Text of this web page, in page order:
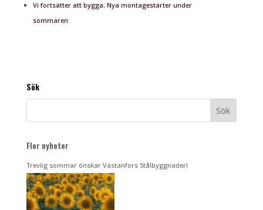
Vi fortsätter att bygga: Nya montagestarter under
sommaren
Sök
Fler nyheter
Trevlig sommar önskar Västanfors Stålbyggnader!